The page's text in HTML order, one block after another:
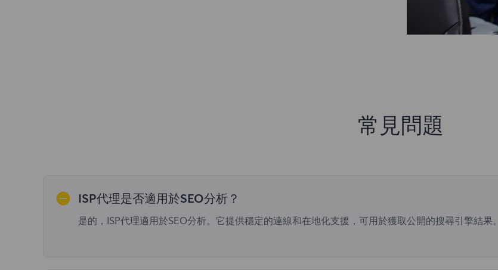
常見問題
ISP代理是否適用於SEO分析？
是的，ISP代理適用於SEO分析。它提供穩定的連線和在地化支援，可用於獲取公開的搜尋引擎結果。